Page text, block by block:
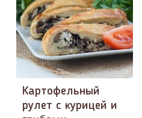
Картофельный
рулет с курицей и